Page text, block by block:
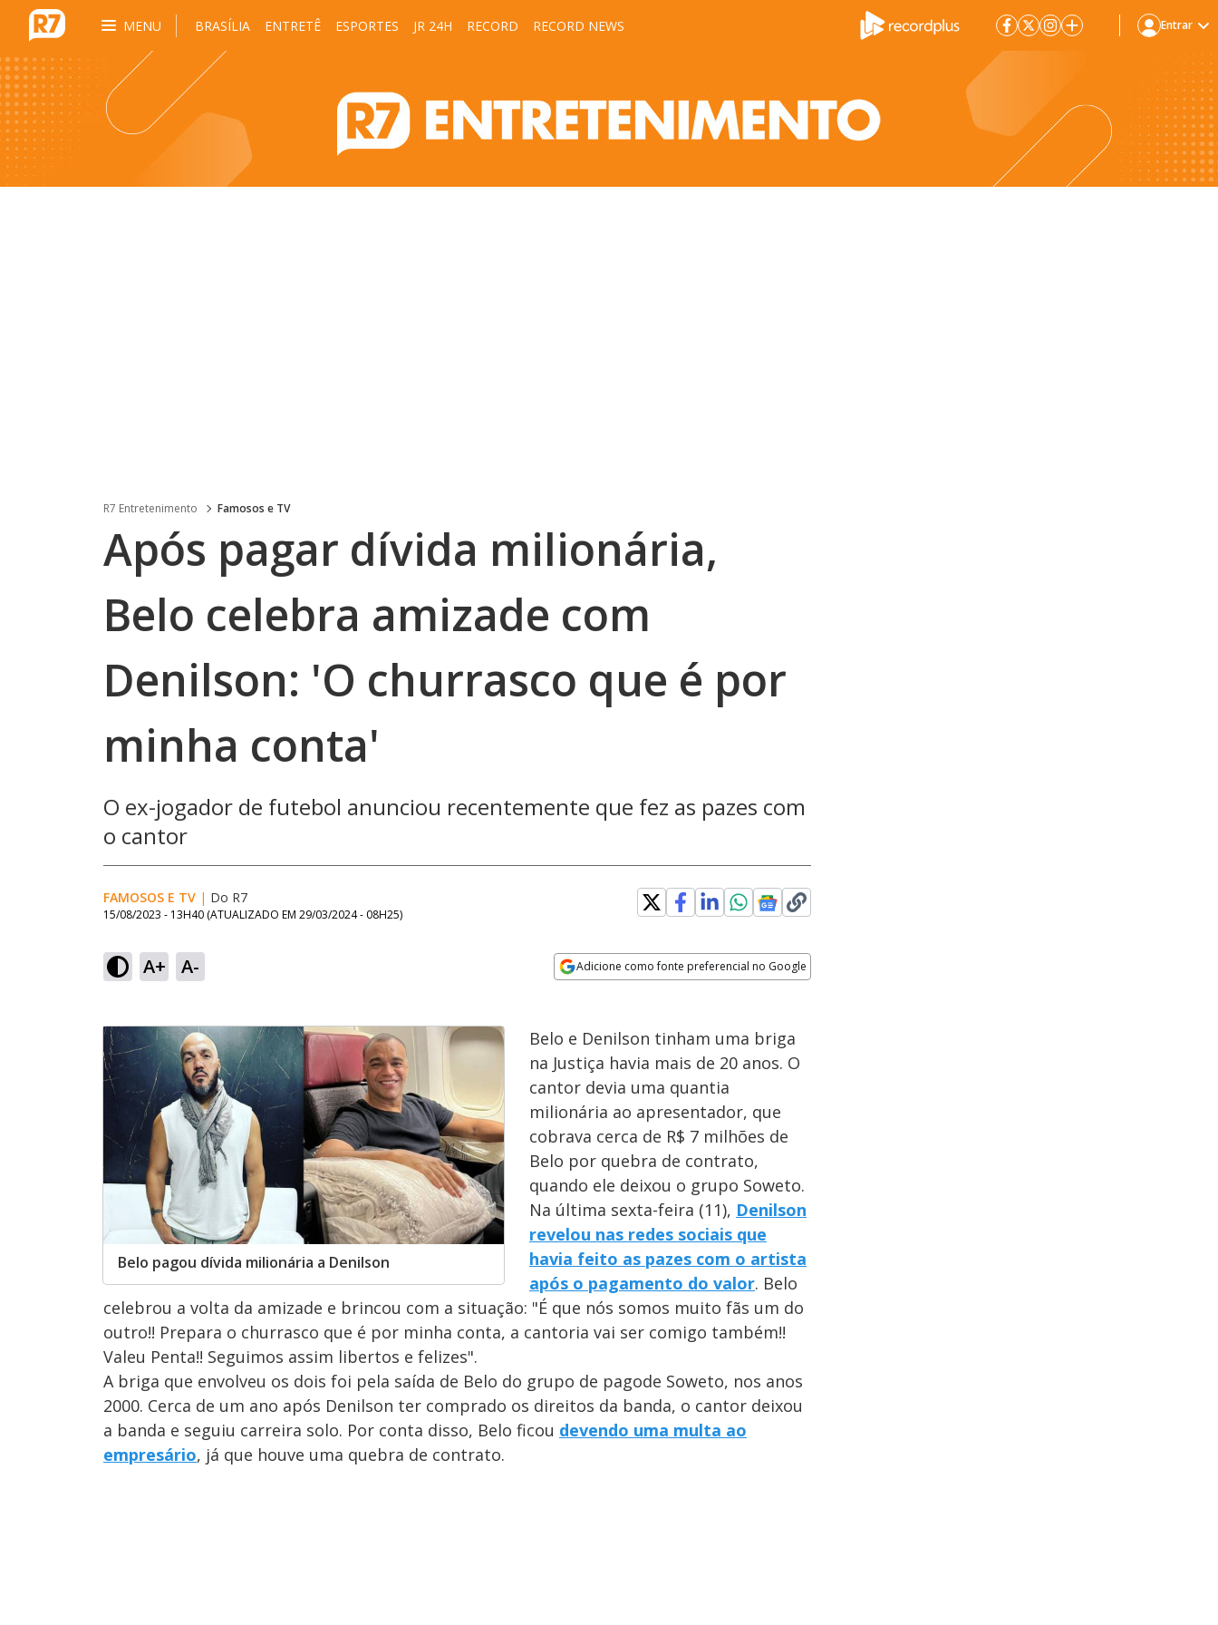
MENU BRASÍLIA ENTRETÊ ESPORTES JR 24H RECORD RECORD NEWS Entrar
R7 Entretenimento Famosos e TV
Após pagar dívida milionária,
Belo celebra amizade com
Denilson: 'O churrasco que é por
minha conta'
O ex-jogador de futebol anunciou recentemente que fez as pazes com
o cantor
FAMOSOS E TV | Do R7
15/08/2023 - 13H40 (ATUALIZADO EM 29/03/2024 - 08H25)
A+ A- Adicione como fonte preferencial no Google
Belo pagou dívida milionária a Denilson
Belo e Denilson tinham uma briga
na Justiça havia mais de 20 anos. O
cantor devia uma quantia
milionária ao apresentador, que
cobrava cerca de R$ 7 milhões de
Belo por quebra de contrato,
quando ele deixou o grupo Soweto.
Na última sexta-feira (11), Denilson
revelou nas redes sociais que
havia feito as pazes com o artista
após o pagamento do valor. Belo
celebrou a volta da amizade e brincou com a situação: "É que nós somos muito fãs um do
outro!! Prepara o churrasco que é por minha conta, a cantoria vai ser comigo também!!
Valeu Penta!! Seguimos assim libertos e felizes".
A briga que envolveu os dois foi pela saída de Belo do grupo de pagode Soweto, nos anos
2000. Cerca de um ano após Denilson ter comprado os direitos da banda, o cantor deixou
a banda e seguiu carreira solo. Por conta disso, Belo ficou devendo uma multa ao
empresário, já que houve uma quebra de contrato.